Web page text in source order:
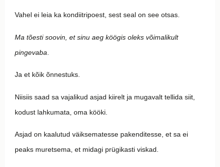
Vahel ei leia ka kondiitripoest, sest seal on see otsas.
Ma tõesti soovin, et sinu aeg köögis oleks võimalikult
pingevaba
Ja et kõik õnnestuks.
Niisiis saad sa vajalikud asjad kiirelt ja mugavalt tellida siit,
kodust lahkumata, oma kööki.
Asjad on kaalutud väiksematesse pakenditesse, et sa ei
peaks muretsema, et midagi prügikasti viskad.